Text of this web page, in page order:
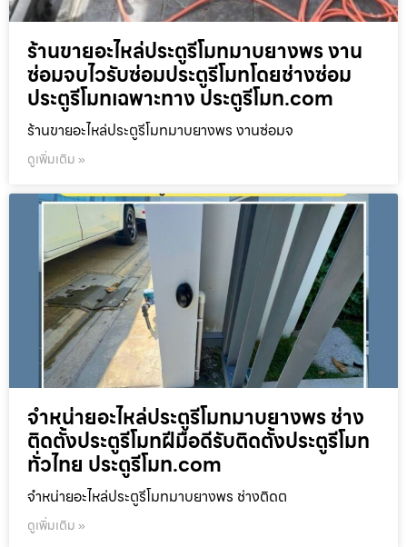
ร้านขายอะไหล่ประตูรีโมทมาบยางพร งาน
ซ่อมจบไวรับซ่อมประตูรีโมทโดยช่างซ่อม
ประตูรีโมทเฉพาะทาง ประตูรีโมท.com
ร้านขายอะไหล่ประตูรีโมทมาบยางพร งานซ่อมจ
ดูเพิ่มเติม »
จำหน่ายอะไหล่ประตูรีโมทมาบยางพร ช่าง
ติดตั้งประตูรีโมทฝีมือดีรับติดตั้งประตูรีโมท
ทั่วไทย ประตูรีโมท.com
จำหน่ายอะไหล่ประตูรีโมทมาบยางพร ช่างติดต
ดูเพิ่มเติม »